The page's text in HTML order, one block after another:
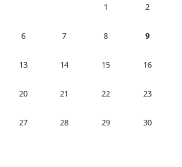
1 2
6 7 8 9
13 14 15 16
20 21 22 23
27 28 29 30